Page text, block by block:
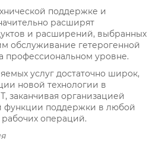
поддержке и
расширят
и расширений, выбранных
обслуживание гетерогенной
профессиональном уровне.
услуг достаточно широк,
новой технологии в
заканчивая организацией
функции поддержки в любой
операций.